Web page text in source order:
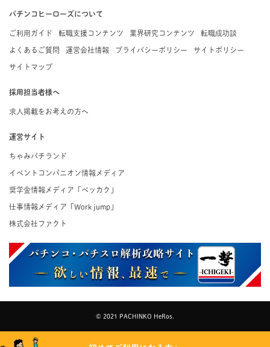
た内容はすぐに直接事業所に届くためスムーズに転職・復職できます。
パチンコヒーローズについて
ご利用ガイド 転職支援コンテンツ 業界研究コンテンツ 転職成功談
よくあるご質問 運営会社情報 プライバシーポリシー サイトポリシー
サイトマップ
採用担当者様へ
求人掲載をお考えの方へ
運営サイト
ちゃみパチランド
イベントコンパニオン情報メディア
奨学金情報メディア「ベッカク」
仕事情報メディア「Work jump」
株式会社ファクト
© 2021 PACHINKO HeRos.